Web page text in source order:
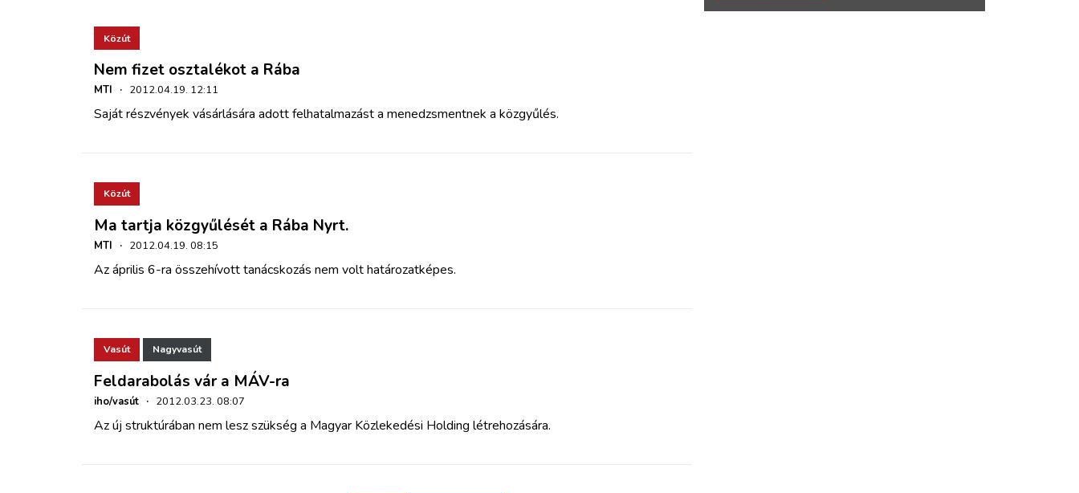
Közút
Nem fizet osztalékot a Rába
MTI · 2012.04.19. 12:11
Saját részvények vásárlására adott felhatalmazást a menedzsmentnek a közgyűlés.
Közút
Ma tartja közgyűlését a Rába Nyrt.
MTI · 2012.04.19. 08:15
Az április 6-ra összehívott tanácskozás nem volt határozatképes.
Vasút Nagyvasút
Feldarabolás vár a MÁV-ra
iho/vasút · 2012.03.23. 08:07
Az új struktúrában nem lesz szükség a Magyar Közlekedési Holding létrehozására.